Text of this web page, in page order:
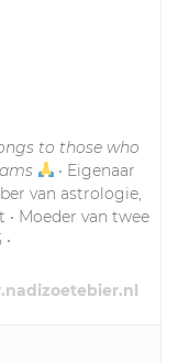
to those who
• Eigenaar
van astrologie,
Moeder van twee